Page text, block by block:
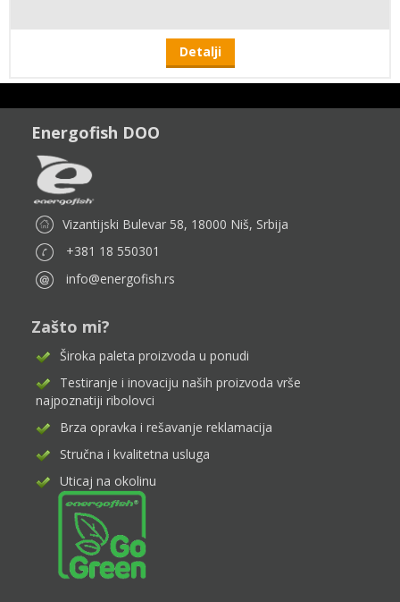
Detalji
Energofish DOO
Vizantijski Bulevar 58, 18000 Niš, Srbija
+381 18 550301
info@energofish.rs
Zašto mi?
Široka paleta proizvoda u ponudi
Testiranje i inovaciju naših proizvoda vrše
najpoznatiji ribolovci
Brza opravka i rešavanje reklamacija
Stručna i kvalitetna usluga
Uticaj na okolinu